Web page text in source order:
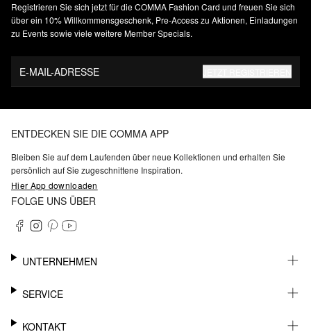
Registrieren Sie sich jetzt für die COMMA Fashion Card und freuen Sie sich
über ein 10% Willkommensgeschenk, Pre-Access zu Aktionen, Einladungen
zu Events sowie viele weitere Member Specials.
E-MAIL-ADRESSE
ENTDECKEN SIE DIE COMMA APP
Bleiben Sie auf dem Laufenden über neue Kollektionen und erhalten Sie
persönlich auf Sie zugeschnittene Inspiration.
Hier App downloaden
FOLGE UNS ÜBER
UNTERNEHMEN
KARRIERE
BARRIEREFREIHEIT
SERVICE
WHATSAPP
KONTAKT